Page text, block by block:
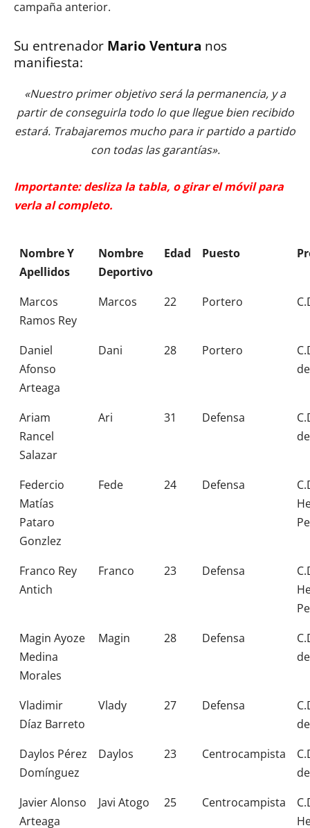
campaña anterior.
Su entrenador Mario Ventura nos
manifiesta:
«Nuestro primer objetivo será la permanencia, y a
partir de conseguirla todo lo que llegue bien recibido
estará. Trabajaremos mucho para ir partido a partido
con todas las garantías».
Importante: desliza la tabla, o girar el móvil para
verla al completo.
Nombre Y
Apellidos
Nombre
Deportivo
Edad Puesto
Marcos
Ramos Rey
Marcos 22 Portero
Daniel
Afonso
Arteaga
Dani 28 Portero
Ariam
Rancel
Salazar
Ari 31 Defensa
Federcio
Matías
Pataro
Gonzlez
Fede 24 Defensa
Franco Rey
Antich
Franco 23 Defensa
Magin Ayoze
Medina
Morales
Magin 28 Defensa
Vladimir
Díaz Barreto
Vlady 27 Defensa
Daylos Pérez
Domínguez
Daylos 23 Centrocampista
Javier Alonso
Arteaga
Javi Atogo 25 Centrocampista